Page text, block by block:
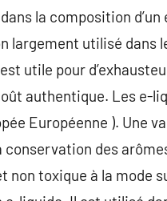
la composition
largement utilisé
utile pour
authentique. Les e-
Européenne ). Une
des
toxique à la mode